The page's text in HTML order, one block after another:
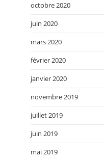
octobre 2020
juin 2020
mars 2020
février 2020
janvier 2020
novembre 2019
juillet 2019
juin 2019
mai 2019